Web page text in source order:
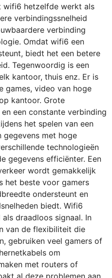
wifi6 hetzelfde werkt als
verbindingssnelheid
verbinding
Omdat wifi6 een
biedt het een betere
Tegenwoordig is een
kantoor, thuis enz. Er is
games, video van hoge
kantoor. Grote
een constante verbinding
het spelen van een
gegevens met hoge
technologieën
gegevens efficiënter. Een
wordt gemakkelijk
het beste voor gamers
ondersteunt en
biedt. Wifi6
draadloos signaal. In
van de flexibiliteit die
gebruiken veel gamers of
om
met routers of
al deze problemen aan